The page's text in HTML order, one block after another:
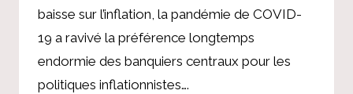
baisse sur l’inflation, la pandémie de COVID-
19 a ravivé la préférence longtemps
endormie des banquiers centraux pour les
politiques inflationnistes….